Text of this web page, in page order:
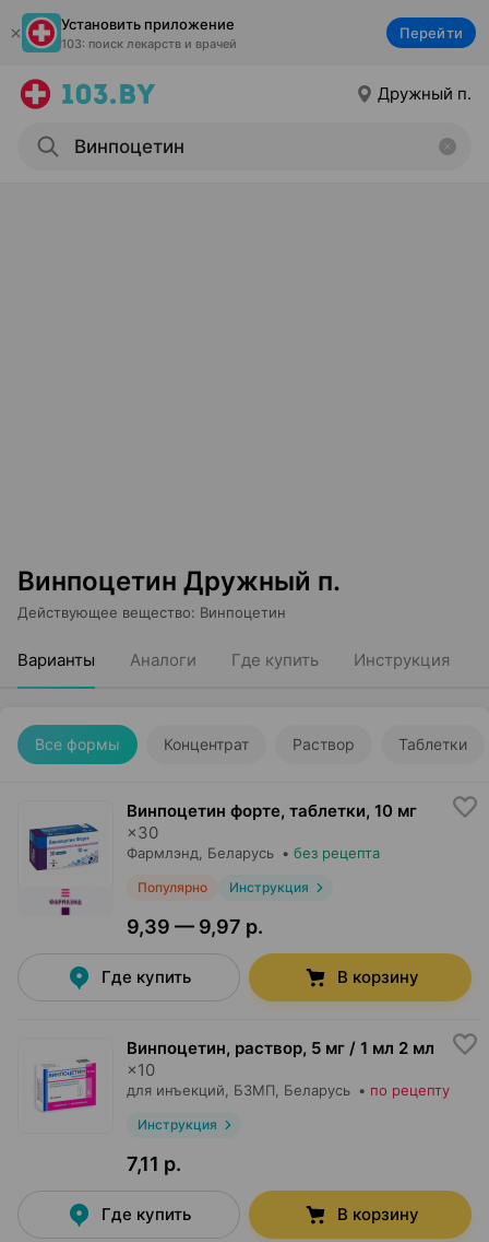
Установить приложение
103: поиск лекарств и врачей
Перейти
Дружный п.
Винпоцетин Дружный п.
Действующее вещество: Винпоцетин
Варианты Аналоги Где купить Инструкция
Все формы Концентрат Раствор Таблетки
Винпоцетин форте, таблетки, 10 мг
×30
Фармлэнд , Беларусь • без рецепта
Популярно Инструкция
9,39 — 9,97 р.
Где купить В корзину
Винпоцетин, раствор, 5 мг / 1 мл 2 мл
×10
для инъекций, БЗМП , Беларусь • по рецепту
Инструкция
7,11 р.
Где купить В корзину